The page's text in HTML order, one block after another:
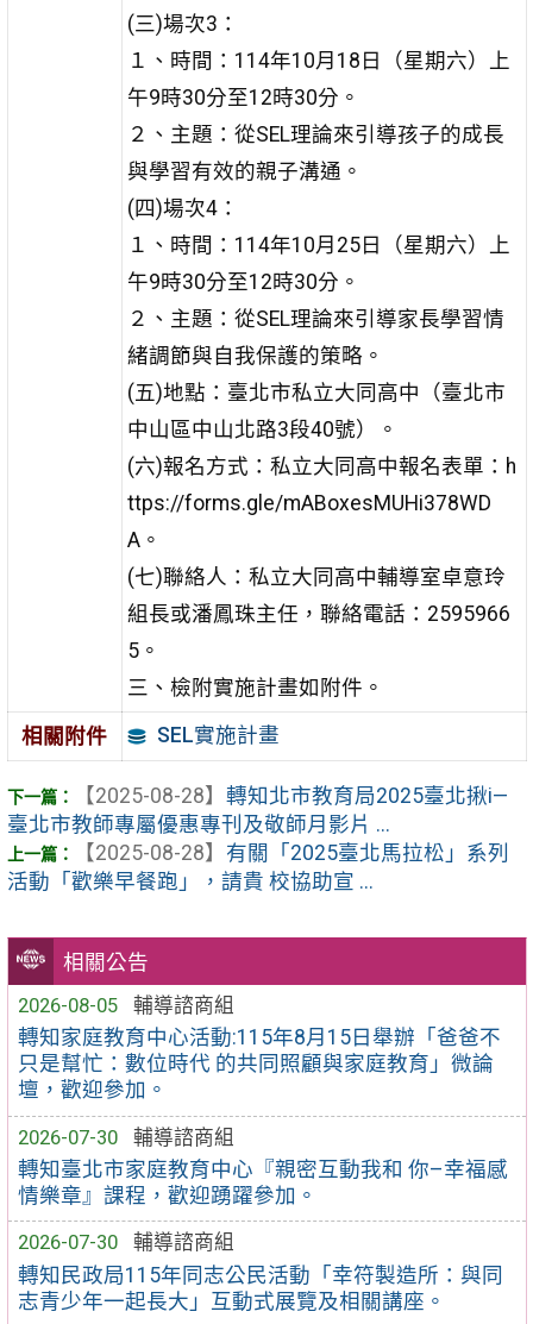
相關公告
2026-08-05
輔導諮商組
轉知家庭教育中心活動:115年8月15日舉辦「爸爸不
只是幫忙：數位時代 的共同照顧與家庭教育」微論
壇，歡迎參加。
2026-07-30
輔導諮商組
轉知臺北市家庭教育中心『親密互動我和 你–幸福感
情樂章』課程，歡迎踴躍參加。
2026-07-30
輔導諮商組
轉知民政局115年同志公民活動「幸符製造所：與同
志青少年一起長大」互動式展覽及相關講座。
(三)場次3：
１、時間：114年10月18日（星期六）上
午9時30分至12時30分。
２、主題：從SEL理論來引導孩子的成長
與學習有效的親子溝通。
(四)場次4：
１、時間：114年10月25日（星期六）上
午9時30分至12時30分。
２、主題：從SEL理論來引導家長學習情
緒調節與自我保護的策略。
(五)地點：臺北市私立大同高中（臺北市
中山區中山北路3段40號）。
(六)報名方式：私立大同高中報名表單：h
ttps://forms.gle/mABoxesMUHi378WD
A。
(七)聯絡人：私立大同高中輔導室卓意玲
組長或潘鳳珠主任，聯絡電話：2595966
5。
三、檢附實施計畫如附件。
相關附件 SEL實施計畫
【2025-08-28】 轉知北市教育局2025臺北揪i—
臺北市教師專屬優惠專刊及敬師月影片 ...
【2025-08-28】 有關「2025臺北馬拉松」系列
活動「歡樂早餐跑」，請貴 校協助宣 ...